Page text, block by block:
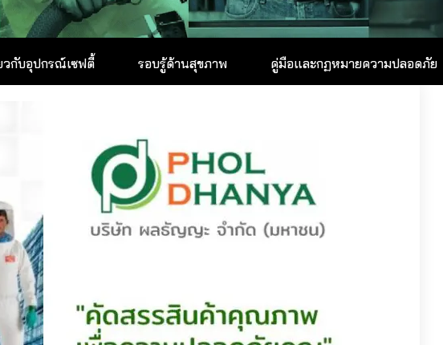
วกับอุปกรณ์เซฟตี้ รอบรู้ด้านสุขภาพ คู่มือและกฏหมายความปลอดภัย